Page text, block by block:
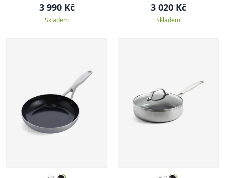
3 990 Kč
Skladem
3 020 Kč
Skladem